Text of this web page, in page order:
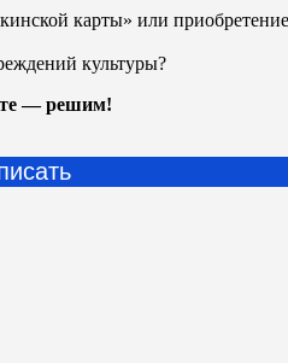
карты» или
культуры?
— решим!